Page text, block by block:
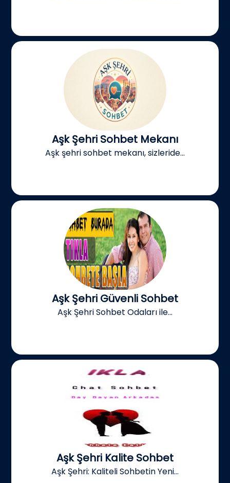
Aşk Şehri Sohbet Mekanı
Aşk şehri sohbet mekanı, sizleride...
Aşk Şehri Güvenli Sohbet
Aşk Şehri Sohbet Odaları ile...
Aşk Şehri Kalite Sohbet
Aşk Şehri: Kaliteli Sohbetin Yeni...